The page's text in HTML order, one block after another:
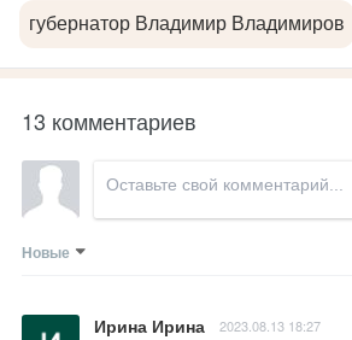
губернатор Владимир Владимиров
13 комментариев
Новые
Ирина Ирина 2023.08.13 18:27